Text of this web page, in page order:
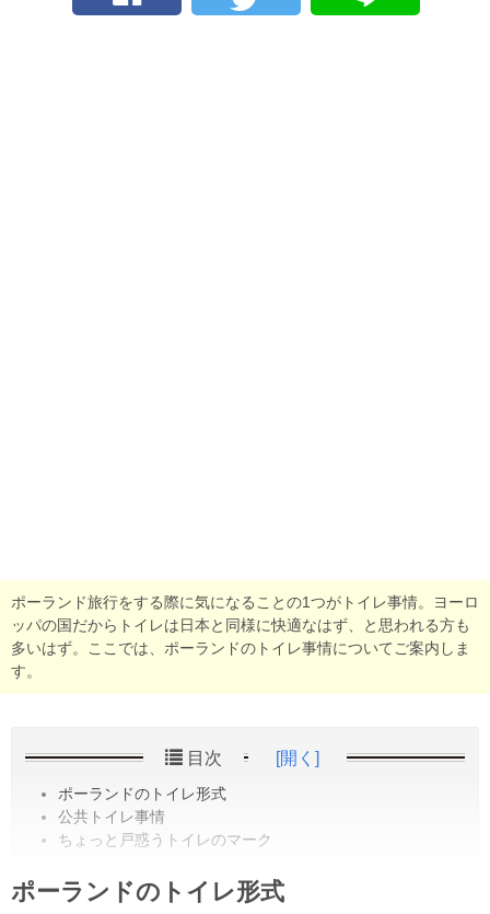
ポーランド旅行をする際に気になることの1つがトイレ事情。ヨーロ
ッパの国だからトイレは日本と同様に快適なはず、と思われる方も
多いはず。ここでは、ポーランドのトイレ事情についてご案内しま
す。
目次 [開く]
ポーランドのトイレ形式
公共トイレ事情
ちょっと戸惑うトイレのマーク
ポーランドのトイレ形式